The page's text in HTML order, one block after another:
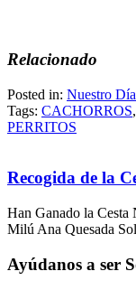
Relacionado
Posted in: Nuestro
Tags: CACHORROS,
PERRITOS
Recogida de la
Han Ganado la Cesta
Milú Ana Quesada
Ayúdanos a ser